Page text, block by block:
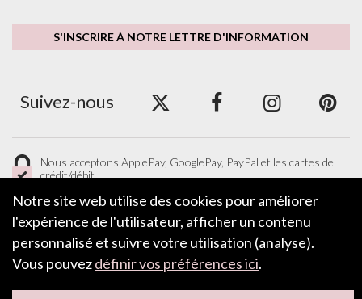
S'INSCRIRE À NOTRE LETTRE D'INFORMATION
Suivez-nous
Nous acceptons ApplePay, GooglePay, PayPal et les cartes de
crédit/débit.
LAISSER UN COMMENTAIRE
Notre site web utilise des cookies pour améliorer
l'expérience de l'utilisateur, afficher un contenu
personnalisé et suivre votre utilisation (analyse).
Vous pouvezdéfinir vos préférences ici.